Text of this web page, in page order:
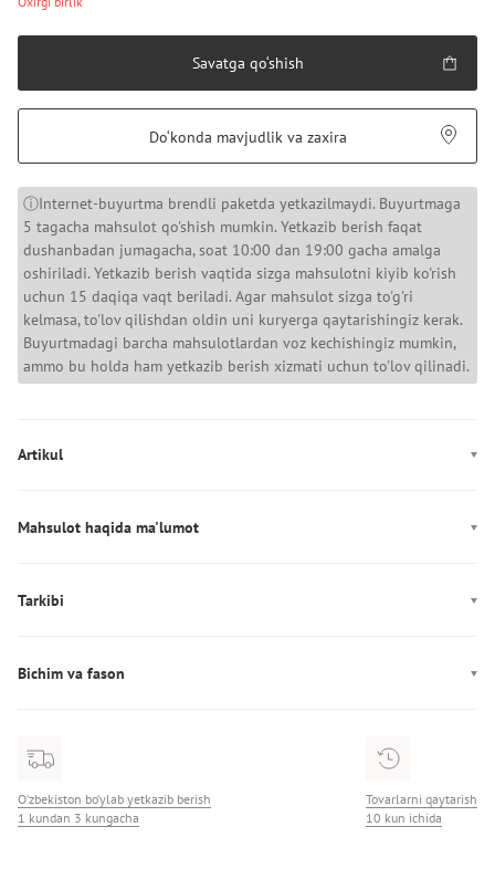
Savatga qo‘shish
Do‘konda mavjudlik va zaxira
ⓘInternet-buyurtma brendli paketda yetkazilmaydi. Buyurtmaga
5 tagacha mahsulot qo'shish mumkin. Yetkazib berish faqat
dushanbadan jumagacha, soat 10:00 dan 19:00 gacha amalga
oshiriladi. Yetkazib berish vaqtida sizga mahsulotni kiyib ko'rish
uchun 15 daqiqa vaqt beriladi. Agar mahsulot sizga to'g'ri
kelmasa, to'lov qilishdan oldin uni kuryerga qaytarishingiz kerak.
Buyurtmadagi barcha mahsulotlardan voz kechishingiz mumkin,
ammo bu holda ham yetkazib berish xizmati uchun to'lov qilinadi.
Artikul
Mahsulot haqida ma'lumot
Dekor: Logotip
Tarkibi
Bichim va fason
O‘zbekiston bo‘ylab yetkazib berish
1 kundan 3 kungacha
Tovarlarni qaytarish
10 kun ichida